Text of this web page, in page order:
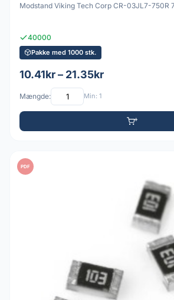
Modstand Viking Tech Corp CR-03JL7-750R
40000
Pakke med 1000 stk.
10.41kr – 21.35kr
Mængde: Min: 1
PDF